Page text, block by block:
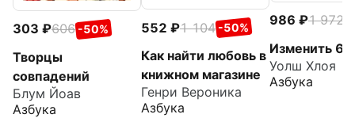
303 606 -50%
Творцы
совпадений
Блум Йоав
Азбука
552 1 104 -50%
Как найти любовь в
книжном магазине
Генри Вероника
Азбука
986 1 972
Изменить 6-
Уолш Хлоя
Азбука